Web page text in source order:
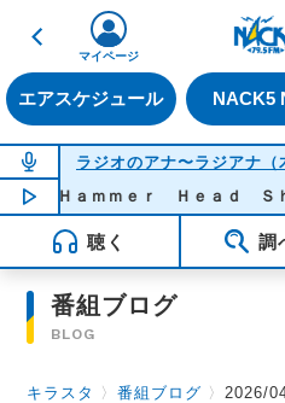
戻る
エアスケジュール NACK5
マイページ
NOW ON AIR
ラジオのアナ〜ラジアナ（
NOW PLAYING02:01
- Ｈａｍｍｅｒ Ｈｅａｄ Ｓｈａ
聴く 調
番組ブログ
BLOG
キラスタ 〉番組ブログ 〉2026/